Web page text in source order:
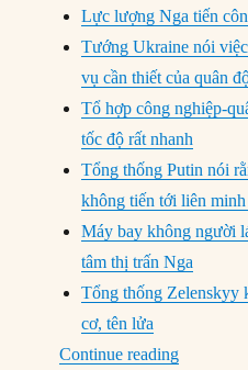
Lực lượng Nga tiến
Tướng Ukraine nói
vụ cần thiết của quân
Tổ hợp công nghiệp-
tốc độ rất nhanh
Tổng thống Putin nói
không tiến tới liên
Máy bay không người
tâm thị trấn Nga
Tổng thống Zelenskyy
cơ, tên lửa
Continue reading“Chuyển